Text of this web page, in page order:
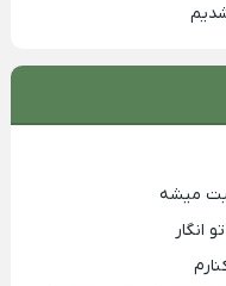
میشه
انگار